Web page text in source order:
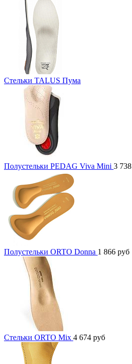
Стельки TALUS Пума
Полустельки PEDAG Viva Mini 3 738
Полустельки ORTO Donna 1 866 руб
Стельки ORTO Mix 4 674 руб